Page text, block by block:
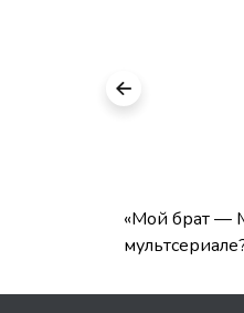
«Мой брат —